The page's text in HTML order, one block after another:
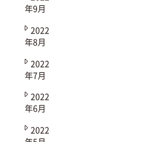
年9月
2022
年8月
2022
年7月
2022
年6月
2022